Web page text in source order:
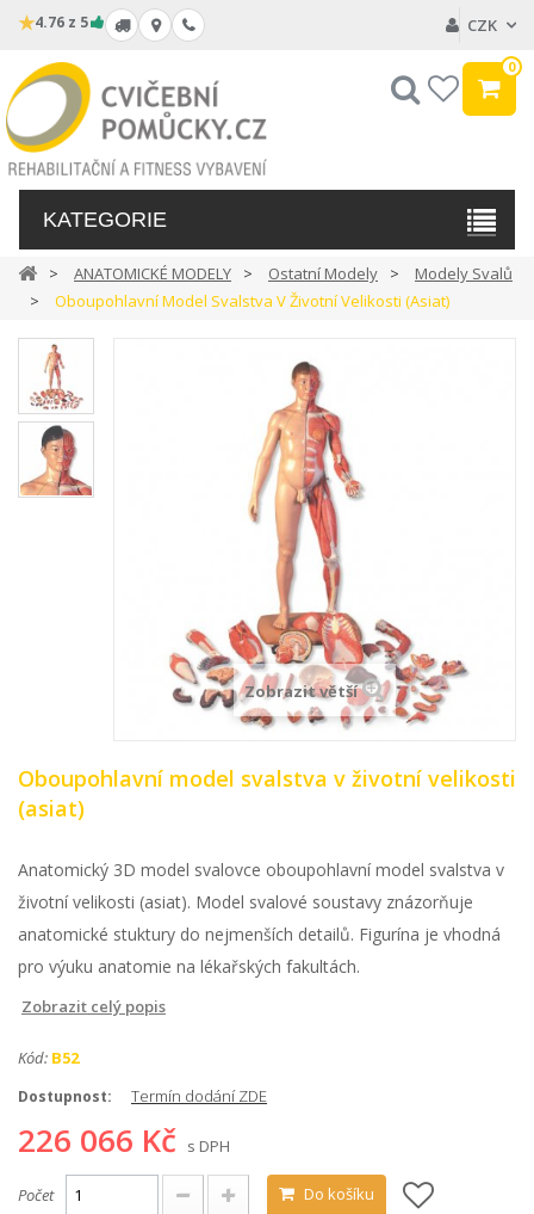
★4.76 z 5 CZK
My
wishlist
0
Hledat
KATEGORIE
ANATOMICKÉ MODELY Ostatní Modely
Modely Svalů
Oboupohlavní Model Svalstva V Životní Velikosti (asiat)
Zobrazit větší
Oboupohlavní model svalstva v životní velikosti
(asiat)
Anatomický 3D model svalovce oboupohlavní model svalstva v
životní velikosti (asiat). Model svalové soustavy znázorňuje
anatomické stuktury do nejmenších detailů. Figurína je vhodná
pro výuku anatomie na lékařských fakultách.
Zobrazit celý popis
Kód: B52
Dostupnost: Termín dodání ZDE
226 066 Kč s DPH
Počet Do košíku